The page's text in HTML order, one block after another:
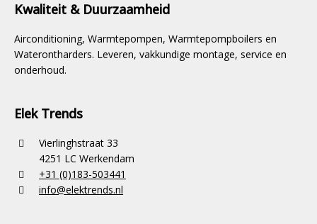
Kwaliteit & Duurzaamheid
Airconditioning, Warmtepompen, Warmtepompboilers en
Waterontharders. Leveren, vakkundige montage, service en
onderhoud.
Elek Trends
Vierlinghstraat 33
4251 LC Werkendam
+31 (0)183-503441
info@elektrends.nl